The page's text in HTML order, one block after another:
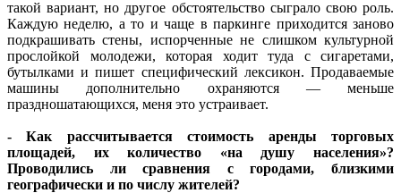
такой вариант, но другое обстоятельство сыграло свою роль.
Каждую неделю, а то и чаще в паркинге приходится заново
подкрашивать стены, испорченные не слишком культурной
прослойкой молодежи, которая ходит туда с сигаретами,
бутылками и пишет специфический лексикон. Продаваемые
машины дополнительно охраняются — меньше
праздношатающихся, меня это устраивает.
- Как рассчитывается стоимость аренды торговых
площадей, их количество «на душу населения»?
Проводились ли сравнения с городами, близкими
географически и по числу жителей?